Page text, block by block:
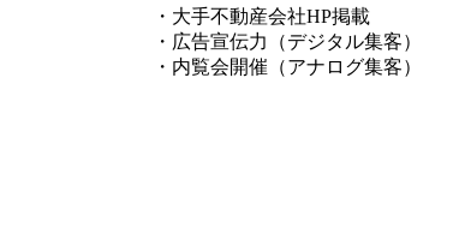
・大手不動産会社HP掲載
・広告宣伝力（デジタル集客）
・内覧会開催（アナログ集客）